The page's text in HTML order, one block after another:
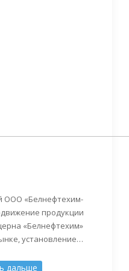
ООО «Белнефтехим-
продукции
«Белнефтехим»
установление
компаниями,
дальше